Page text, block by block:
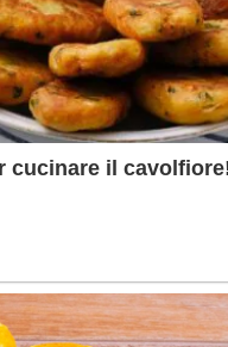
cucinare il